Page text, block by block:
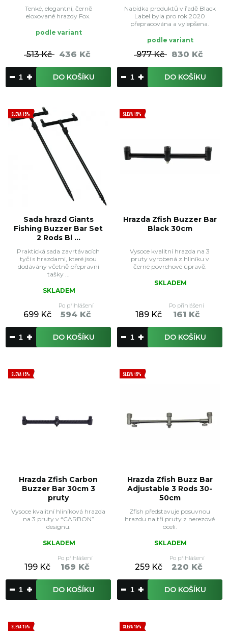
Tenké, elegantní, černě
eloxované hrazdy Fox.
podle variant
513 Kč 436 Kč
DO KOŠÍKU
Nabídka produktů v řadě Black
Label byla pro rok 2020
přepracována a vylepšena.
podle variant
977 Kč 830 Kč
DO KOŠÍKU
SLEVA 15%
Sada hrazd Giants
Fishing Buzzer Bar Set
2 Rods Bl ...
Praktická sada zavrtávacích
tyčí s hrazdami, které jsou
dodávány včetně přepravní
tašky ...
SKLADEM
699 Kč
Po přihlášení
594 Kč
DO KOŠÍKU
SLEVA 15%
Hrazda Zfish Buzzer Bar
Black 30cm
Vysoce kvalitní hrazda na 3
pruty vyrobená z hliníku v
černé povrchové úpravě.
SKLADEM
189 Kč
Po přihlášení
161 Kč
DO KOŠÍKU
SLEVA 15%
Hrazda Zfish Carbon
Buzzer Bar 30cm 3
pruty
Vysoce kvalitní hliníková hrazda
na 3 pruty v “CARBON”
designu.
SKLADEM
199 Kč
Po přihlášení
169 Kč
DO KOŠÍKU
SLEVA 15%
Hrazda Zfish Buzz Bar
Adjustable 3 Rods 30-
50cm
Zfish představuje posuvnou
hrazdu na tři pruty z nerezové
oceli.
SKLADEM
259 Kč
Po přihlášení
220 Kč
DO KOŠÍKU
SLEVA 15% SLEVA 15%